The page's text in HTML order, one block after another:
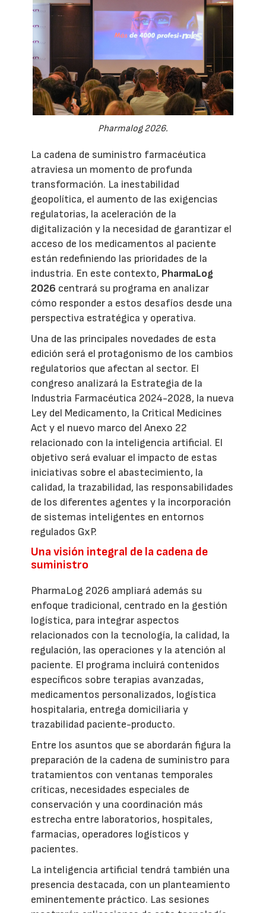
Pharmalog 2026.
La cadena de suministro farmacéutica
atraviesa un momento de profunda
transformación. La inestabilidad
geopolítica, el aumento de las exigencias
regulatorias, la aceleración de la
digitalización y la necesidad de garantizar el
acceso de los medicamentos al paciente
están redefiniendo las prioridades de la
industria. En este contexto, PharmaLog
2026 centrará su programa en analizar
cómo responder a estos desafíos desde una
perspectiva estratégica y operativa.
Una de las principales novedades de esta
edición será el protagonismo de los cambios
regulatorios que afectan al sector. El
congreso analizará la Estrategia de la
Industria Farmacéutica 2024-2028, la nueva
Ley del Medicamento, la Critical Medicines
Act y el nuevo marco del Anexo 22
relacionado con la inteligencia artificial. El
objetivo será evaluar el impacto de estas
iniciativas sobre el abastecimiento, la
calidad, la trazabilidad, las responsabilidades
de los diferentes agentes y la incorporación
de sistemas inteligentes en entornos
regulados GxP.
Una visión integral de la cadena de
suministro
PharmaLog 2026 ampliará además su
enfoque tradicional, centrado en la gestión
logística, para integrar aspectos
relacionados con la tecnología, la calidad, la
regulación, las operaciones y la atención al
paciente. El programa incluirá contenidos
específicos sobre terapias avanzadas,
medicamentos personalizados, logística
hospitalaria, entrega domiciliaria y
trazabilidad paciente-producto.
Entre los asuntos que se abordarán figura la
preparación de la cadena de suministro para
tratamientos con ventanas temporales
críticas, necesidades especiales de
conservación y una coordinación más
estrecha entre laboratorios, hospitales,
farmacias, operadores logísticos y
pacientes.
La inteligencia artificial tendrá también una
presencia destacada, con un planteamiento
eminentemente práctico. Las sesiones